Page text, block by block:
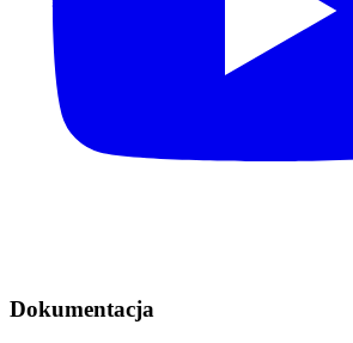
Dokumentacja